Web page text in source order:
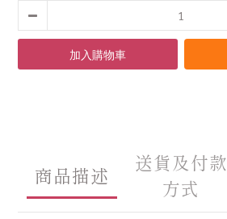
加入購物車
商品描述
送貨及付款
方式